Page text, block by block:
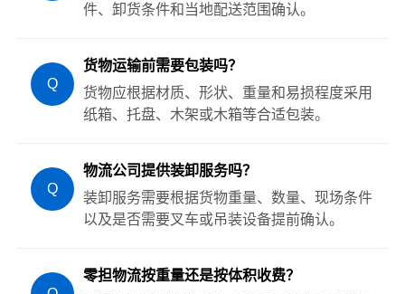
件、卸货条件和当地配送范围确认。
Q
货物运输前需要包装吗？
货物应根据材质、形状、重量和易损程度采用
纸箱、托盘、木架或木箱等合适包装。
Q
物流公司提供装卸服务吗？
装卸服务需要根据货物重量、数量、现场条件
以及是否需要叉车或吊装设备提前确认。
零担物流按重量还是按体积收费？